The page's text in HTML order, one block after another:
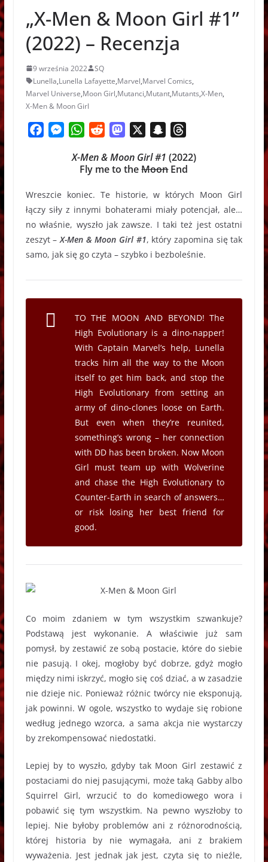
„X-Men & Moon Girl #1”
(2022) – Recenzja
9 września 2022
SQ
Lunella,Lunella Lafayette,Marvel,Marvel Comics,
Marvel Universe,Moon Girl,Mutanci,Mutant,Mutants,X-Men,
X-Men & Moon Girl
b
o
o
k
M
e
n
g
e
r
W
a
t
s
A
p
p
d
d
i
t
M
s
t
o
d
o
n
a
p
c
h
a
t
r
e
a
d
s
X-Men & Moon Girl #1 (2022)
Fly me to theMoonEnd
Wreszcie koniec. Te historie, w których Moon Girl
łączy siły z innymi bohaterami miały potencjał, ale…
no właśnie, wyszło jak zawsze. I taki też jest ostatni
zeszyt –X-Men & Moon Girl #1, który zapomina się tak
samo, jak się go czyta – szybko i bezboleśnie.
TO THE MOON AND BEYOND! The
High Evolutionary is a dino-napper!
With Captain Marvel’s help, Lunella
tracks him all the way to the Moon
itself to get him back, and stop the
High Evolutionary from setting an
army of dino-clones loose on Earth.
But even when they’re reunited,
something’s wrong – her connection
with DD has been broken. Now Moon
Girl must team up with Wolverine
and chase the High Evolutionary to
Counter-Earth in search of answers…
or risk losing her best friend for
good.
Co moim zdaniem w tym wszystkim szwankuje?
Podstawą jest wykonanie. A właściwie już sam
pomysł, by zestawić ze sobą postacie, które do siebie
nie pasują. I okej, mogłoby być dobrze, gdyż mogło
między nimi iskrzyć, mogło się coś dziać, a w zasadzie
nie dzieje nic. Ponieważ różnic twórcy nie eksponują,
jak powinni. W ogole, wszystko to wydaje się robione
według jednego wzorca, a sama akcja nie wystarczy
by zrekompensować niedostatki.
Lepiej by to wyszło, gdyby tak Moon Girl zestawić z
postaciami do niej pasującymi, może taką Gabby albo
Squirrel Girl, wrzucić to do komediowego wora i
pobawić się tym wszystkim. Na pewno wyszłoby to
lepiej. Nie byłoby problemów ani z różnorodnością,
której historia by nie wymagała, ani z brakiem
wyważenia. Jest jednak jak jest, czyta się to nieźle,